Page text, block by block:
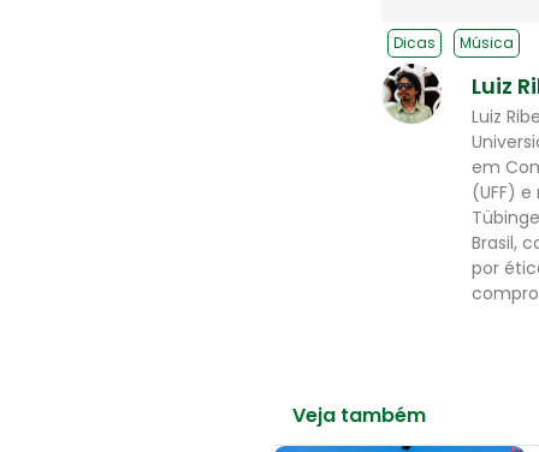
Dicas Música
Luiz
Luiz
em
(UFF)
Brasil,
por
Veja também